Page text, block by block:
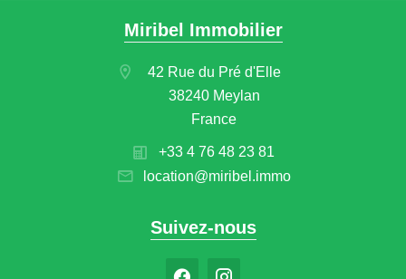
Miribel Immobilier
42 Rue du Pré d'Elle
38240 Meylan
France
+33 4 76 48 23 81
location@miribel.immo
Suivez-nous